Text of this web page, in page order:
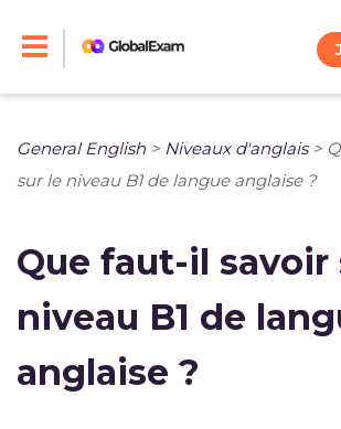
General English > Niveaux d'anglais>
sur le niveau B1 de langue anglaise ?
Que faut-il savoir
niveau B1 de
anglaise ?